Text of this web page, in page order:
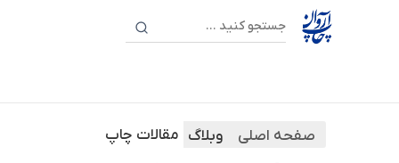
صفحه اصلی وبلاگ مقالات چاپ